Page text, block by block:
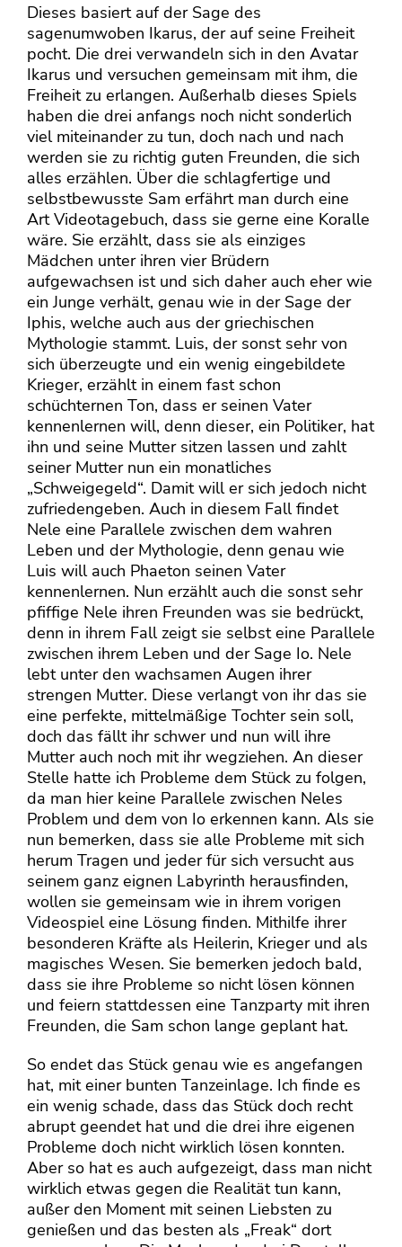
Dieses basiert auf der Sage des
sagenumwoben Ikarus, der auf seine Freiheit
pocht. Die drei verwandeln sich in den Avatar
Ikarus und versuchen gemeinsam mit ihm, die
Freiheit zu erlangen. Außerhalb dieses Spiels
haben die drei anfangs noch nicht sonderlich
viel miteinander zu tun, doch nach und nach
werden sie zu richtig guten Freunden, die sich
alles erzählen. Über die schlagfertige und
selbstbewusste Sam erfährt man durch eine
Art Videotagebuch, dass sie gerne eine Koralle
wäre. Sie erzählt, dass sie als einziges
Mädchen unter ihren vier Brüdern
aufgewachsen ist und sich daher auch eher wie
ein Junge verhält, genau wie in der Sage der
Iphis, welche auch aus der griechischen
Mythologie stammt. Luis, der sonst sehr von
sich überzeugte und ein wenig eingebildete
Krieger, erzählt in einem fast schon
schüchternen Ton, dass er seinen Vater
kennenlernen will, denn dieser, ein Politiker, hat
ihn und seine Mutter sitzen lassen und zahlt
seiner Mutter nun ein monatliches
„Schweigegeld“. Damit will er sich jedoch nicht
zufriedengeben. Auch in diesem Fall findet
Nele eine Parallele zwischen dem wahren
Leben und der Mythologie, denn genau wie
Luis will auch Phaeton seinen Vater
kennenlernen. Nun erzählt auch die sonst sehr
pfiffige Nele ihren Freunden was sie bedrückt,
denn in ihrem Fall zeigt sie selbst eine Parallele
zwischen ihrem Leben und der Sage Io. Nele
lebt unter den wachsamen Augen ihrer
strengen Mutter. Diese verlangt von ihr das sie
eine perfekte, mittelmäßige Tochter sein soll,
doch das fällt ihr schwer und nun will ihre
Mutter auch noch mit ihr wegziehen. An dieser
Stelle hatte ich Probleme dem Stück zu folgen,
da man hier keine Parallele zwischen Neles
Problem und dem von Io erkennen kann. Als sie
nun bemerken, dass sie alle Probleme mit sich
herum Tragen und jeder für sich versucht aus
seinem ganz eignen Labyrinth herausfinden,
wollen sie gemeinsam wie in ihrem vorigen
Videospiel eine Lösung finden. Mithilfe ihrer
besonderen Kräfte als Heilerin, Krieger und als
magisches Wesen. Sie bemerken jedoch bald,
dass sie ihre Probleme so nicht lösen können
und feiern stattdessen eine Tanzparty mit ihren
Freunden, die Sam schon lange geplant hat.
So endet das Stück genau wie es angefangen
hat, mit einer bunten Tanzeinlage. Ich finde es
ein wenig schade, dass das Stück doch recht
abrupt geendet hat und die drei ihre eigenen
Probleme doch nicht wirklich lösen konnten.
Aber so hat es auch aufgezeigt, dass man nicht
wirklich etwas gegen die Realität tun kann,
außer den Moment mit seinen Liebsten zu
genießen und das besten als „Freak“ dort